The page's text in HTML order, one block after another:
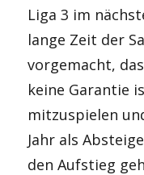
Liga 3 im
lange Zeit der
vorgemacht,
keine Garantie
mitzuspielen
Jahr als
den Aufstieg